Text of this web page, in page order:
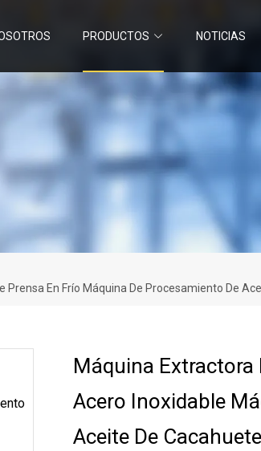
PRODUCTOS NOTICIAS
En Frío Máquina De Procesamiento De
Máquina Extractora
Acero Inoxidable
Aceite De